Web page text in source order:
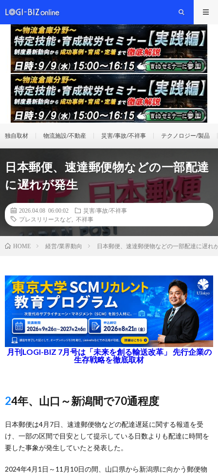
独自取材 物流施設/不動産 災害/事故/不祥事 テクノロジー/製品
日本郵便、速達郵便物などの一部配達
に遅れが発生
2026.04.08 06:00:02
災害/事故/不祥事
プレスリリースなど
不祥事
HOME 経営/業界動向 日本郵便、速達郵便物などの一部配達に遅れ
月刊LOGI-BIZ 7月号は「未来を創る輸送改革」 先行企業の
生存戦略を徹底取材
24年、山口～新潟間で70通程度
日本郵便は4月7日、速達郵便物などの配達遅延に関する報道を受
け、一部の区間で目安として提示している日数よりも配達に時間を
要した事象が発生していたと発表した。
2024年4月1日～11月10日の間、山口県から新潟県に向かう郵便物